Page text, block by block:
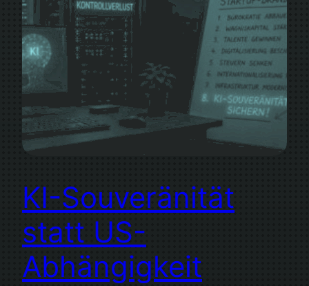
KI-Souveränität
statt US-
Abhängigkeit